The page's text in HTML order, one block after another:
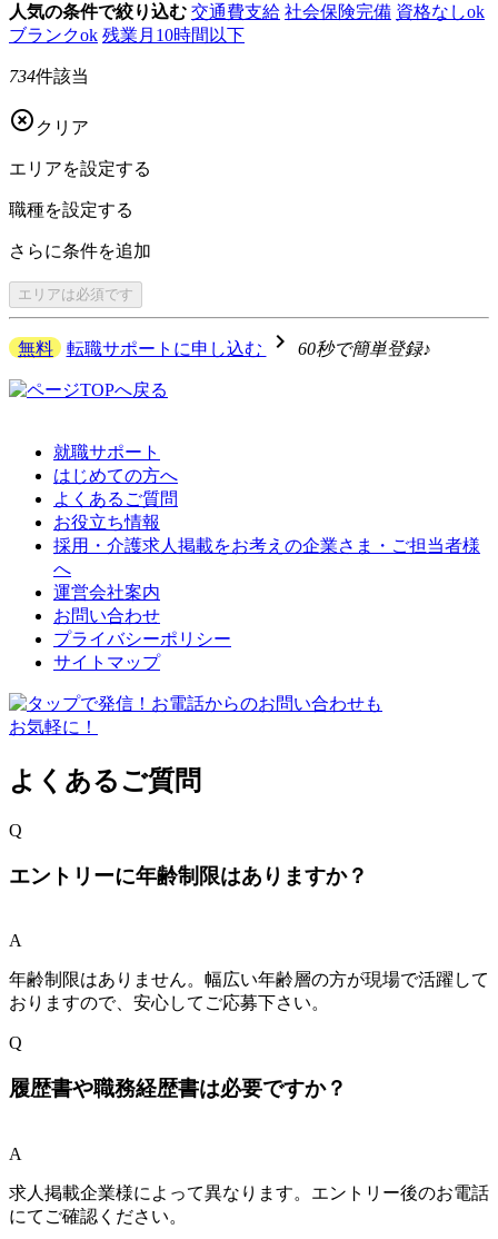
人気の条件で絞り込む 交通費支給 社会保険完備 資格なしok
ブランクok 残業月10時間以下
734件該当
 クリア
エリアを設定する
職種を設定する
さらに条件を追加
エリアは必須です
無料 転職サポートに申し込む navigate_next 60秒で簡単登録♪
就職サポート
はじめての方へ
よくあるご質問
お役立ち情報
採用・介護求人掲載をお考えの企業さま・ご担当者様
へ
運営会社案内
お問い合わせ
プライバシーポリシー
サイトマップ
よくあるご質問
Q
エントリーに年齢制限はありますか？
A
年齢制限はありません。幅広い年齢層の方が現場で活躍して
おりますので、安心してご応募下さい。
Q
履歴書や職務経歴書は必要ですか？
A
求人掲載企業様によって異なります。エントリー後のお電話
にてご確認ください。